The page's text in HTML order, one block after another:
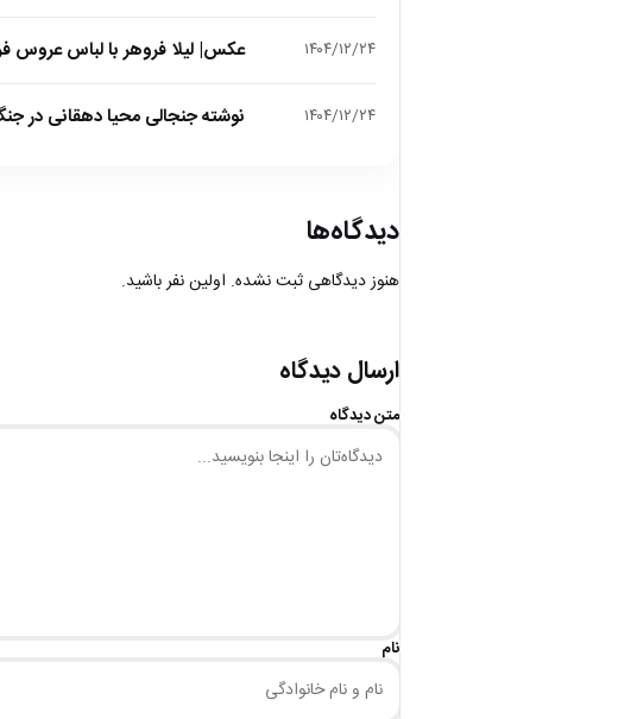
۱۴۰۴/۱۲/۲۴ عکس| لیلا فروهر با لباس عروس
۱۴۰۴/۱۲/۲۴ نوشته جنجالی محیا دهقانی در
دیدگاه‌ها
هنوز دیدگاهی ثبت نشده. اولین نفر باشید.
ارسال دیدگاه
متن دیدگاه
نام